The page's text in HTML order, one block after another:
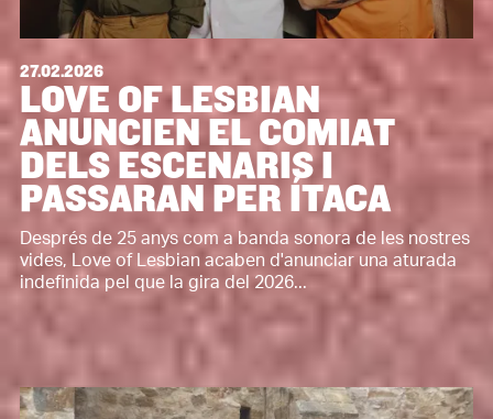
27.02.2026
LOVE OF LESBIAN
ANUNCIEN EL COMIAT
DELS ESCENARIS I
PASSARAN PER ÍTACA
Després de 25 anys com a banda sonora de les nostres
vides, Love of Lesbian acaben d'anunciar una aturada
indefinida pel que la gira del 2026...